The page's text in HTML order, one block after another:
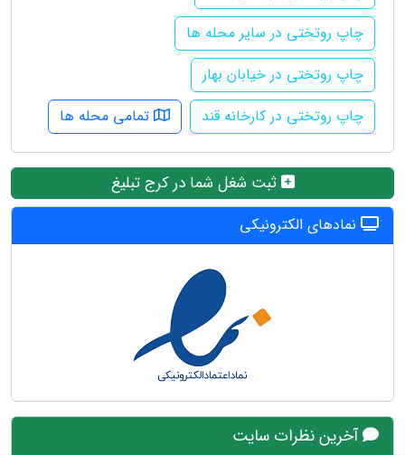
چاپ روتختی در سایر محله ها
چاپ روتختی در خیابان بهار
چاپ روتختی در کارخانه قند
تمامی محله ها
ثبت شغل شما در کرج تبلیغ
نمادهای الکترونیکی
آخرین نظرات سایت